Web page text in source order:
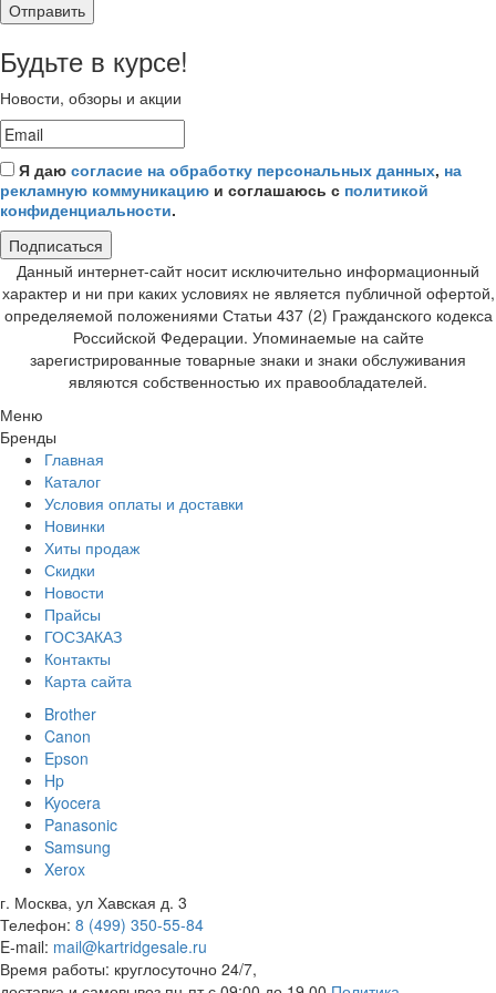
Отправить
Будьте в курсе!
Новости, обзоры и акции
Я даю согласие на обработку персональных данных, на
рекламную коммуникацию и соглашаюсь с политикой
конфиденциальности.
Подписаться
Данный интернет-сайт носит исключительно информационный
характер и ни при каких условиях не является публичной офертой,
определяемой положениями Статьи 437 (2) Гражданского кодекса
Российской Федерации. Упоминаемые на сайте
зарегистрированные товарные знаки и знаки обслуживания
являются собственностью их правообладателей.
Меню
Бренды
Главная
Каталог
Условия оплаты и доставки
Новинки
Хиты продаж
Скидки
Новости
Прайсы
ГОСЗАКАЗ
Контакты
Карта сайта
Brother
Canon
Epson
Hp
Kyocera
Panasonic
Samsung
Xerox
г. Москва, ул Хавская д. 3
Телефон: 8 (499) 350-55-84
E-mail: mail@kartridgesale.ru
Время работы: круглосуточно 24/7,